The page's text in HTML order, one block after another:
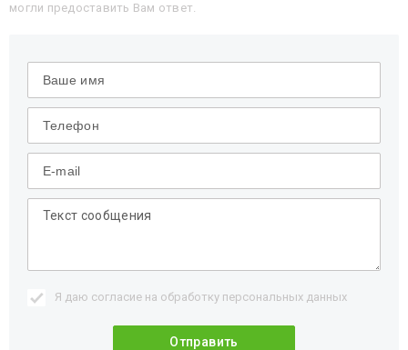
могли предоставить Вам ответ.
Я даю согласие на обработку персональных данных